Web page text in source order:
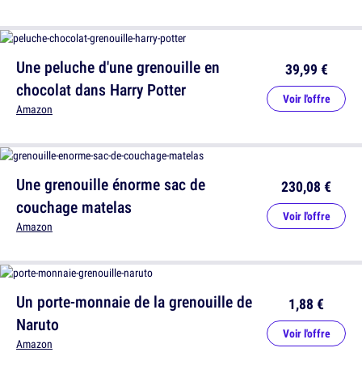
Une peluche d'une grenouille en
chocolat dans Harry Potter
Amazon
39,99 €
Voir l'offre
Un porte-monnaie de la grenouille de
Naruto
Amazon
1,88 €
Voir l'offre
Une grenouille énorme sac de
couchage matelas
Amazon
230,08 €
Voir l'offre